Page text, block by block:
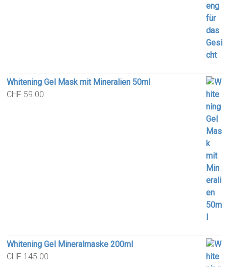
Whitening Gel Mask mit Mineralien 50ml
CHF 59.00
Whitening Gel Mineralmaske 200ml
CHF 145.00